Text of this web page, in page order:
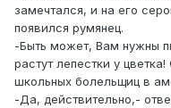
замечтался, и на его
появился румянец.
-Быть может, Вам нужны
растут лепестки у
школьных болельщиц в
-Да, действительно,-